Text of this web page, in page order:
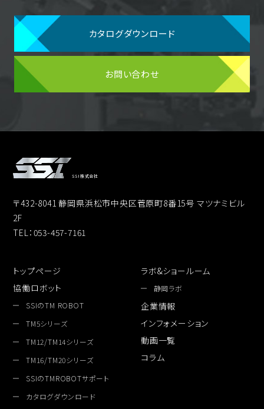
カタログダウンロード
お問い合わせ
SSI株式会社
〒432-8041 静岡県浜松市中央区菅原町8番15号 マツナミビル
2F
TEL：053-457-7161
トップページ
協働ロボット
SSIのTM ROBOT
TM5シリーズ
TM12/TM14シリーズ
TM16/TM20シリーズ
SSIのTMROBOTサポート
カタログダウンロード
ラボ&ショールーム
静岡ラボ
企業情報
インフォメーション
動画一覧
コラム